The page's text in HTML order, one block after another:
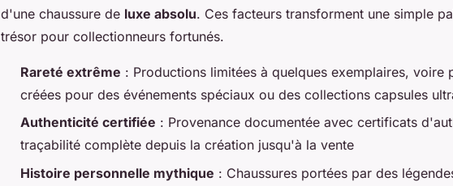
d'une chaussure de luxe absolu. Ces facteurs transforment une simple
trésor pour collectionneurs fortunés.
Rareté extrême : Productions limitées à quelques exemplaires, voire
créées pour des événements spéciaux ou des collections capsules
Authenticité certifiée : Provenance documentée avec certificats
traçabilité complète depuis la création jusqu'à la vente
Histoire personnelle mythique : Chaussures portées par des